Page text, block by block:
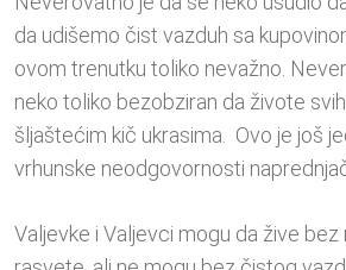
da udišemo čist vazduh sa
ovom trenutku toliko nevažno.
neko toliko bezobziran da živote
šljaštećim kič ukrasima. Ovo je još
vrhunske neodgovornosti
Valjevke i Valjevci mogu da žive